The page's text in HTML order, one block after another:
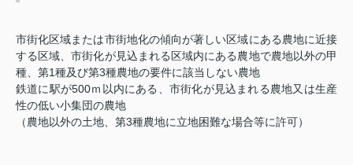
市街化区域または市街地化の傾向が著しい区域にある農地に近接
する区域、市街化が見込まれる区域内にある農地で農地以外の甲
種、第1種及び第3種農地の要件に該当しない農地
鉄道に駅が500ｍ以内にある、市街化が見込まれる農地又は生産
性の低い小集団の農地
（農地以外の土地、第3種農地に立地困難な場合等に許可）